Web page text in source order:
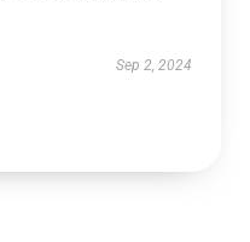
Sep 2, 2024